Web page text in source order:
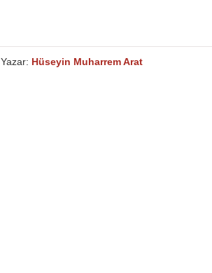
Yazar: Hüseyin Muharrem Arat